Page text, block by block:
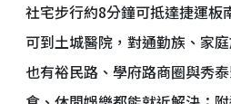
社宅步行約8分鐘可抵達捷運板
可到土城醫院，對通勤族、家
也有裕民路、學府路商圈與秀